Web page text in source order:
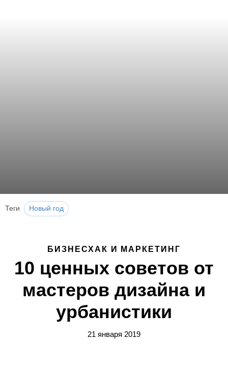
Теги Новый год
БИЗНЕСХАК И МАРКЕТИНГ
10 ценных советов от
мастеров дизайна и
урбанистики
21 января 2019